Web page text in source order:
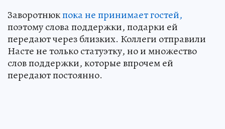
Заворотнюкпока не принимает гостей,
поэтому слова поддержки, подарки ей
передают через близких. Коллеги отправили
Насте не только статуэтку, но и множество
слов поддержки, которые впрочем ей
передают постоянно.